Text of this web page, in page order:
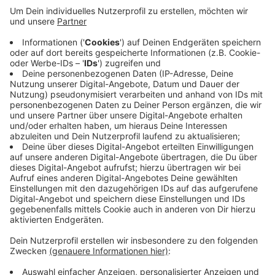
Unter der Citadellstraße zwischen Maxhaus und
Stadtmuseum wird der Kanal erneuert. Dafür muss die
Straße teilweise aufgerissen- und voll gesperrt
werden. Die Arbeiten dauern mindestens drei Monate
und kosten knapp eine Million Euro. Experten hatten
bei Untersuchungen festgestellt, dass der Kanal
teilweise verformt ist und zahlreiche Risse hat. Bei
den Bauarbeiten werden jetzt unter anderem auch
größere Rohre in die Erde gesetzt, damit der Kanal das
Wasser dann auch bei stärkeren Regenfällen besser
ableiten kann.
Anzeige